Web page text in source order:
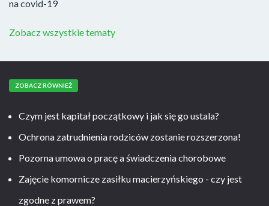
na covid-19
Zobacz wszystkie tematy
ZOBACZ RÓWNIEŻ
Czym jest kapitał początkowy i jak się go ustala?
Ochrona zatrudnienia rodziców zostanie rozszerzona!
Pozorna umowa o pracę a świadczenia chorobowe
Zajęcie komornicze zasiłku macierzyńskiego - czy jest
zgodne z prawem?